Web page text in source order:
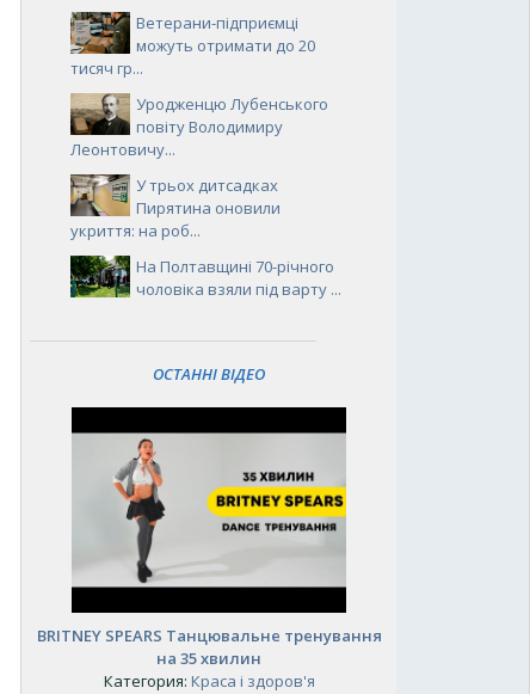
Ветерани-підприємці
можуть отримати до 20
тисяч гр...
Уродженцю Лубенського
повіту Володимиру
Леонтовичу...
У трьох дитсадках
Пирятина оновили
укриття: на роб...
На Полтавщині 70-річного
чоловіка взяли під варту ...
ОСТАННІ ВІДЕО
BRITNEY SPEARS Танцювальне тренування
на 35 хвилин
Категория: Краса і здоров'я